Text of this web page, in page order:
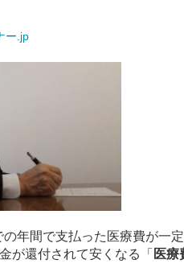
年間で支払った医療費が一
が還付されて安くなる「 医療